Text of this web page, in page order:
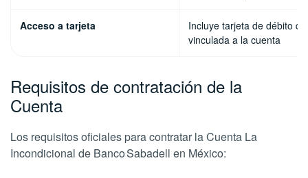
Acceso a tarjeta
Incluye tarjeta de débito
vinculada a la cuenta
Requisitos de contratación de la
Cuenta
Los requisitos oficiales para contratar la Cuenta La
Incondicional de Banco Sabadell en México: